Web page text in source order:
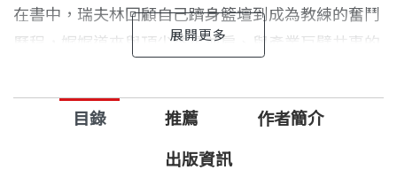
在書中，瑞夫林回顧自己躋身籃壇到成為教練的奮鬥
歷程，娓娓道來與頂尖球星並肩、與產業巨擘共事的
得本書不僅是一本回憶錄，更是一份指引，幫助每個
人找到並回應自己的生命召喚。
目錄 推薦 作者簡介
出版資訊